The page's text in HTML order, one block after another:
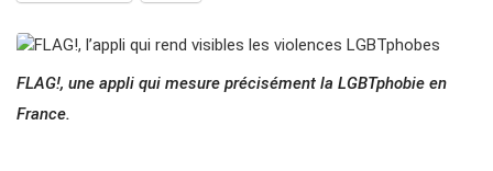
FLAG!, une appli qui mesure précisément la LGBTphobie en
France.